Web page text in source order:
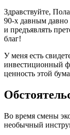
Здравствуйте,
90-х давным
и предъявлять
благ!
У меня есть
инвестиционный
ценность этой
Во время смены
необычный